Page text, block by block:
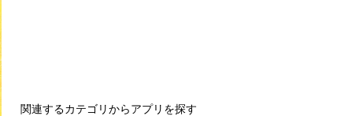
関連するカテゴリからアプリを探す